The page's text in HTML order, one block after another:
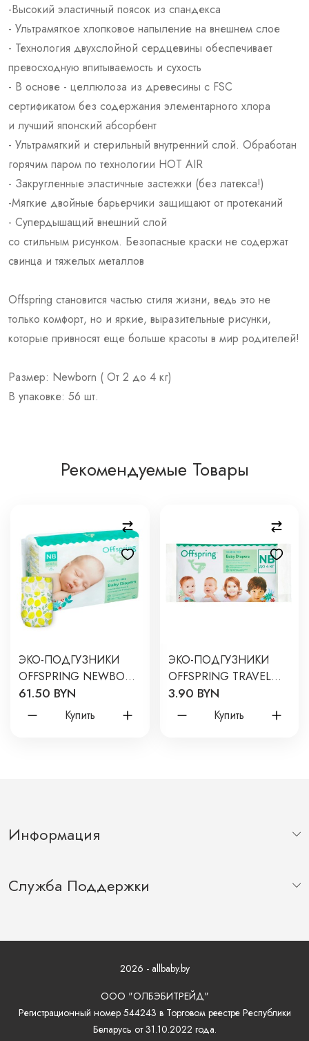
-Высокий эластичный поясок из спандекса
- Ультрамягкое хлопковое напыление на внешнем слое
- Технология двухслойной сердцевины обеспечивает
превосходную впитываемость и сухость
- В основе - целлюлоза из древесины с FSC
сертификатом без содержания элементарного хлора
и лучший японский абсорбент
- Ультрамягкий и стерильный внутренний слой. Обработан
горячим паром по технологии HOT AIR
- Закругленные эластичные застежки (без латекса!)
-Мягкие двойные барьерчики защищают от протеканий
- Супердышащий внешний слой
со стильным рисунком. Безопасные краски не содержат
свинца и тяжелых металлов
Offspring становится частью стиля жизни, ведь это не
только комфорт, но и яркие, выразительные рисунки,
которые привносят еще больше красоты в мир родителей!
Размер: Newborn ( От 2 до 4 кг)
В упаковке: 56 шт.
Рекомендуемые Товары
ЭКО-ПОДГУЗНИКИ
OFFSPRING NEWBORN
2-4 КГ 56 ШТ ЦВЕТ:
ЛИМОНЫ
61.50 BYN
Купить
ЭКО-ПОДГУЗНИКИ
OFFSPRING TRAVEL
PACK NB 2-4 КГ 3 ШТ.
3 РАСЦВЕТКИ
3.90 BYN
Купить
Информация
Служба Поддержки
2026 - allbaby.by
ООО "ОЛБЭБИТРЕЙД"
Регистрационный номер 544243 в Торговом реестре Республики
Беларусь от 31.10.2022 года.